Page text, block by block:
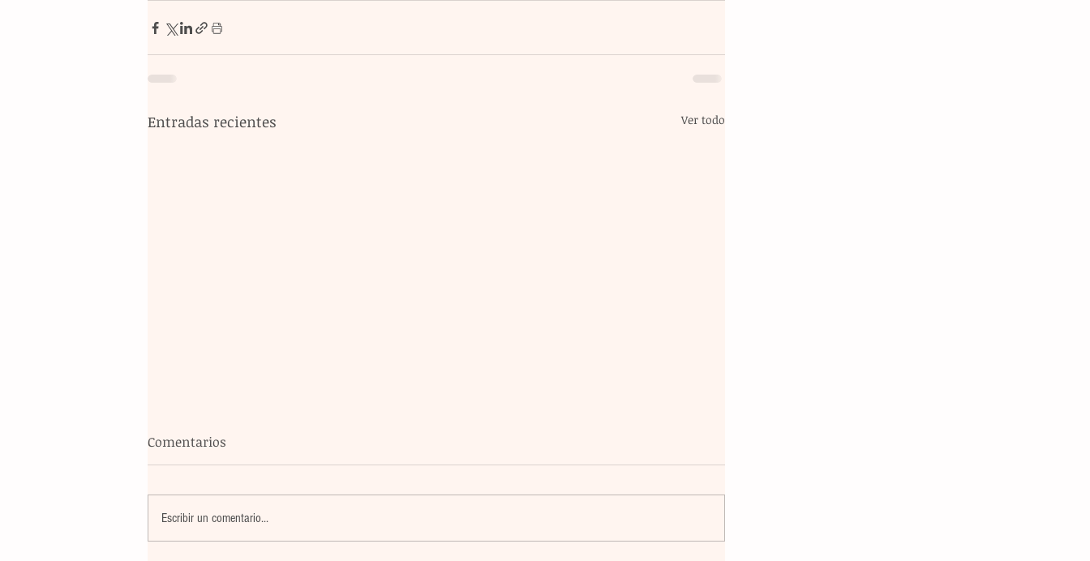
Entradas recientes Ver todo
Comentarios
Escribir un comentario...